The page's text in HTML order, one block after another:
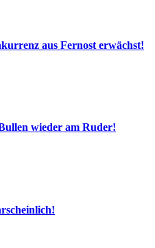
aus Fernost erwächst!
wieder am Ruder!